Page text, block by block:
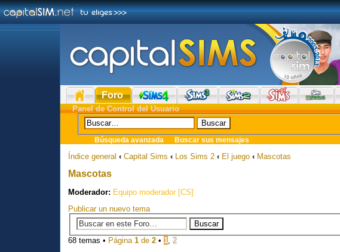
Foro
Panel de Control del Usuario
Búsqueda avanzada Buscar sus mensajes
Índice general ‹ Capital Sims ‹ Los Sims 2 ‹ El juego ‹ Mascotas
Mascotas
Moderador: Equipo moderador [CS]
Publicar un nuevo tema
68 temas • Página1 de2 •1,2